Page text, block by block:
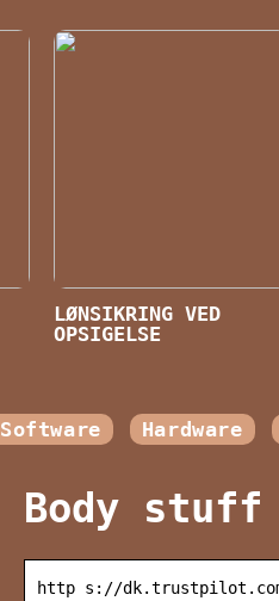
LØNSIKRING VED
OPSIGELSE
Software Hardware
Body
http s://